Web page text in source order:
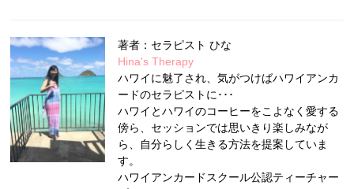
著者：セラピスト ひな
Hina's Therapy
ハワイに魅了され、気がつけばハワイアンカ
ードのセラピストに･･･
ハワイとハワイのコーヒーをこよなく愛する
傍ら、セッションでは思いきり楽しみなが
ら、自分らしく生きる方法を提案していま
す。
ハワイアンカードスクール公認ティーチャー